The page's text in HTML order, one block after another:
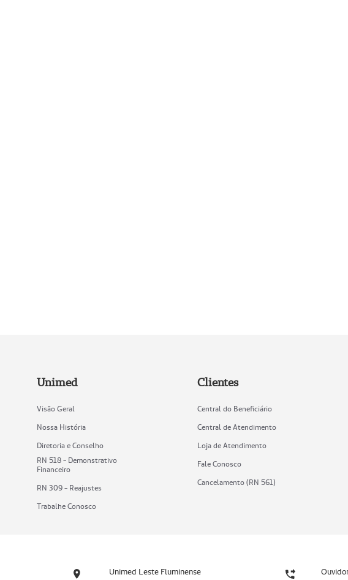
Unimed
Visão Geral
Nossa História
Diretoria e Conselho
RN 518 - Demonstrativo
Financeiro
RN 309 - Reajustes
Trabalhe Conosco
Clientes
Central do Beneficiário
Central de Atendimento
Loja de Atendimento
Fale Conosco
Cancelamento (RN 561)
Unimed Leste Fluminense